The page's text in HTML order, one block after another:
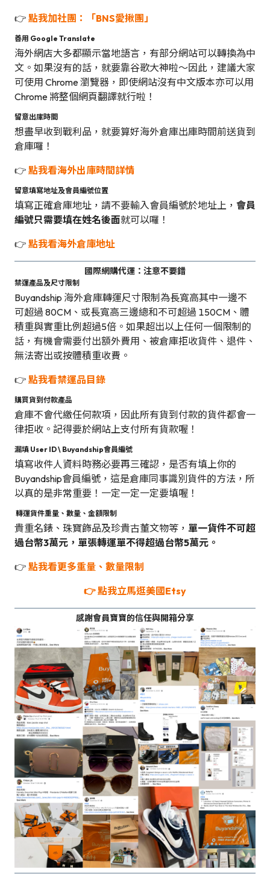
👉 點我加社團：「BNS愛揪團」
善用 Google Translate
海外網店大多都顯示當地語言，有部分網站可以轉換為中
文。如果沒有的話，就要靠谷歌大神啦～因此，建議大家
可使用 Chrome 瀏覽器，即使網站沒有中文版本亦可以用
Chrome 將整個網頁翻譯就行啦！
留意出庫時間
想盡早收到戰利品，就要算好海外倉庫出庫時間前送貨到
倉庫囉！
👉 點我看海外出庫時間詳情
留意填寫地址及會員編號位置
填寫正確倉庫地址，請不要輸入會員編號於地址上， 會員
編號只需要填在姓名後面就可以囉！
👉 點我看海外倉庫地址
國際網購代運：注意不要錯
禁運產品及尺寸限制
Buyandship 海外倉庫轉運尺寸限制為長寬高其中一邊不
可超過 80CM、或長寬高三邊總和不可超過 150CM、體
積重與實重比例超過5倍。如果超出以上任何一個限制的
話，有機會需要付出額外費用、被倉庫拒收貨件、退件、
無法寄出或按體積重收費。
👉 點我看禁運品目錄
購買貨到付款產品
倉庫不會代繳任何款項，因此所有貨到付款的貨件都會一
律拒收。記得要於網站上支付所有貨款喔！
漏填 User ID \ Buyandship會員編號
填寫收件人資料時務必要再三確認，是否有填上你的
Buyandship會員編號，這是倉庫同事識別貨件的方法，所
以真的是非常重要！一定一定一定要填喔！
轉運貨件重量、數量、金額限制
貴重名錶、珠寶飾品及珍貴古董文物等， 單一貨件不可超
過台幣3萬元，單張轉運單不得超過台幣5萬元。
👉 點我看更多重量、數量限制
👉點我立馬逛美國Etsy
感謝會員寶寶的信任與開箱分享